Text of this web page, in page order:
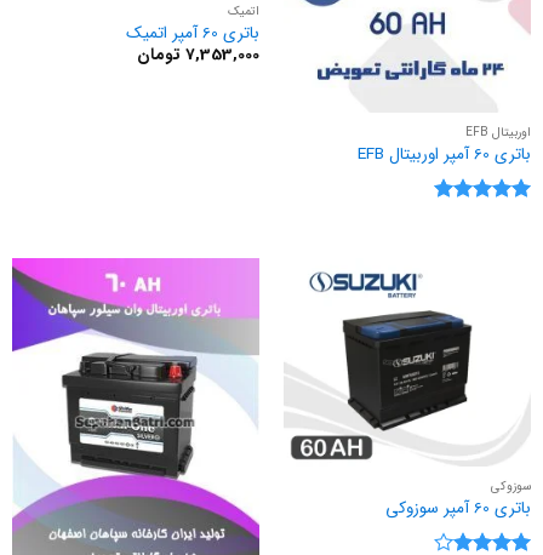
اوربیتال EFB
باتری 60 آمپر اوربیتال EFB
اتمیک
باتری 60 آمپر اتمیک
7,353,000 تومان
سوزوکی
باتری 60 آمپر سوزوکی